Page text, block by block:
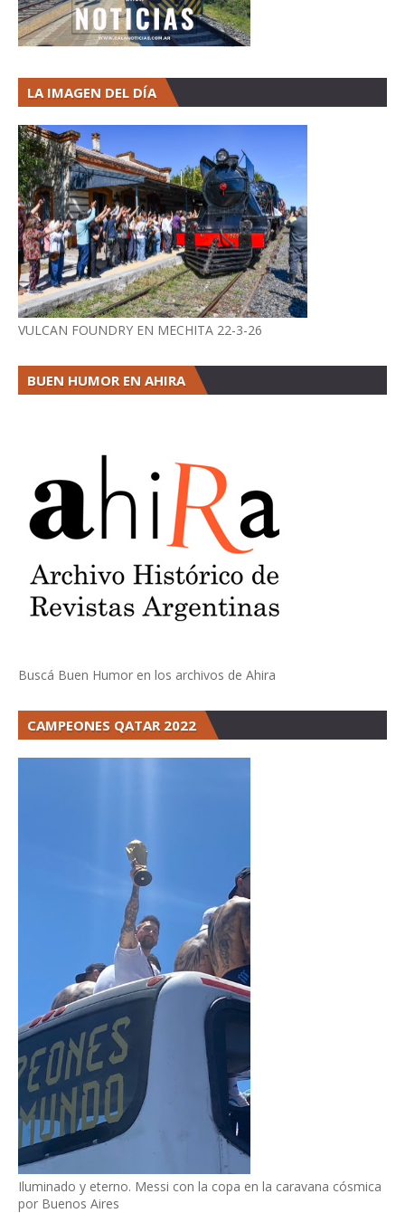
LA IMAGEN DEL DÍA
VULCAN FOUNDRY EN MECHITA 22-3-26
BUEN HUMOR EN AHIRA
Buscá Buen Humor en los archivos de Ahira
CAMPEONES QATAR 2022
Iluminado y eterno. Messi con la copa en la caravana cósmica
por Buenos Aires